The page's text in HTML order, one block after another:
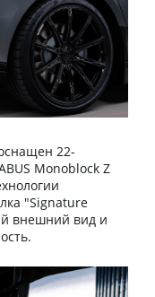
оснащен 22-
Monoblock Z
"Signature
внешний вид и